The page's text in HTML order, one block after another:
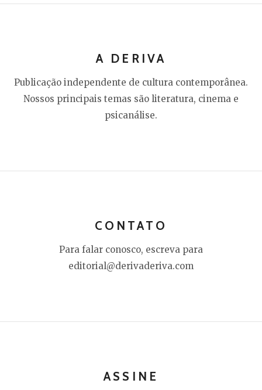
A DERIVA
Publicação independente de cultura contemporânea.
Nossos principais temas são literatura, cinema e
psicanálise.
CONTATO
Para falar conosco, escreva para
editorial@derivaderiva.com
ASSINE